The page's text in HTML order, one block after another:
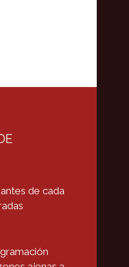
de cada